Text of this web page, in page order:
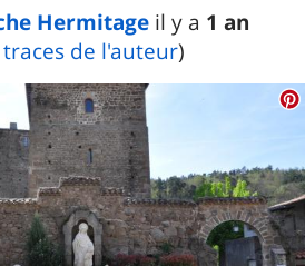
Hermitage il y a 1 an
de l'auteur)